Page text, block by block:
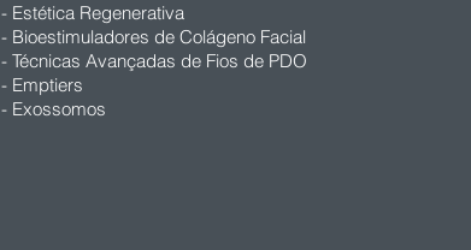
- Estética Regenerativa
- Bioestimuladores de Colágeno Facial
- Técnicas Avançadas de Fios de PDO
- Emptiers
- Exossomos